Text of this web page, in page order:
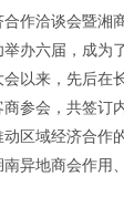
合作洽谈会暨湘
办六届，成为
会以来，先后在
参会，共签订
区域经济合作
异地商会作用